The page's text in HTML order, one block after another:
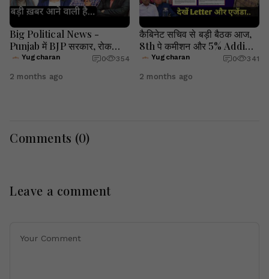
Big Political News -
Punjab में BJP सरकार, रोक
पाएंगे Kejriwal ? | Yugcharan
Yugcharan 0 354
2 months ago
कैबिनेट सचिव से बड़ी बैठक आज,
8th पे कमीशन और 5% Addi
पेंशन पर फैसला, देखें लेटर और
Yugcharan 0 341
2 months ago
Comments (0)
Leave a comment